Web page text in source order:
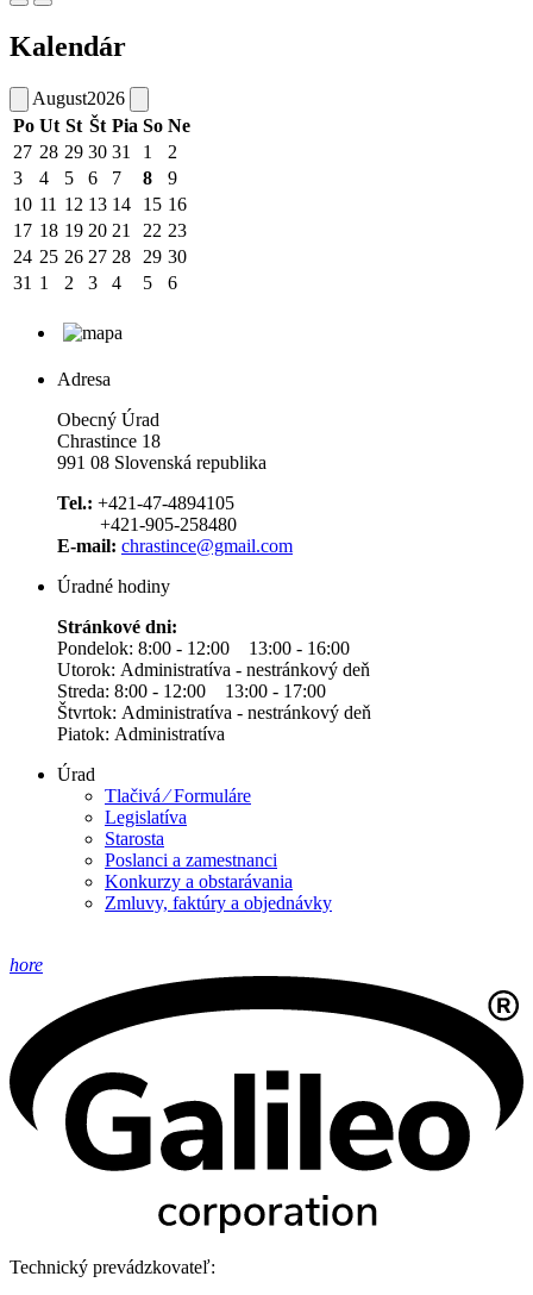
Kalendár
August2026
Po Ut St Št Pia So Ne
27 28 29 30 31 1
2
3
4 5 6 7 8
9
10 11 12 13 14 15 16
17 18 19 20 21 22 23
24 25 26 27 28 29 30
31 1 2 3 4 5 6
Adresa
Obecný Úrad
Chrastince 18
991 08 Slovenská republika
Tel.: +421-47-4894105
+421-905-258480
E-mail: chrastince@gmail.com
Úradné hodiny
Stránkové dni:
Pondelok: 8:00 - 12:00 13:00 - 16:00
Utorok: Administratíva - nestránkový deň
Streda: 8:00 - 12:00 13:00 - 17:00
Štvrtok: Administratíva - nestránkový deň
Piatok: Administratíva
Úrad
Tlačivá ⁄ Formuláre
Legislatíva
Starosta
Poslanci a zamestnanci
Konkurzy a obstarávania
Zmluvy, faktúry a objednávky
hore
Technický prevádzkovateľ: